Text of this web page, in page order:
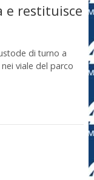
e restituisce
di turno a
viale del parco